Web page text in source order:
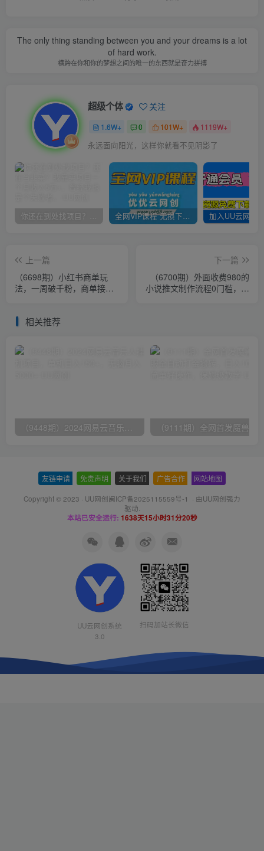
The only thing standing between you and your dreams is a lot
of hard work.
横跨在你和你的梦想之间的唯一的东西就是奋力拼搏
超级个体 关注
1.6W+ 0 101W+ 1119W+
永远面向阳光，这样你就看不见阴影了
你还在到处找项目？还在当韭菜？我靠卖项目一个月收入5万+，曾经我也是个失败者。 全网VIP课程 无损下载~
上一篇
（6698期）小红书商单玩
法，一周破千粉，商单接到
下一篇
（6700期）外面收费980的
小说推文制作流程0门槛，小
相关推荐
友链申请 免责声明 关于我们 广告合作 网站地图
Copyright © 2023 · UU网创闽ICP备2025115559号-1 · 由UU网创强力
驱动.
本站已安全运行: 1638天15小时31分21秒
UU云网创系统
3.0
扫码加站长微信